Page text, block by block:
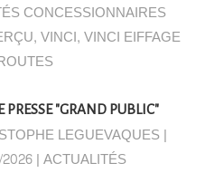
CONCESSIONNAIRES
,VINCI,VINCI EIFFAGE
PRESSE "GRAND PUBLIC"
LEGUEVAQUES |
|ACTUALITÉS